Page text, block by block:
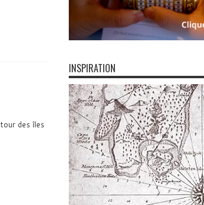
des îles
INSPIRATION